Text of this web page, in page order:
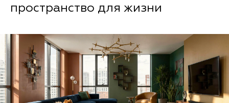
пространство для жизни